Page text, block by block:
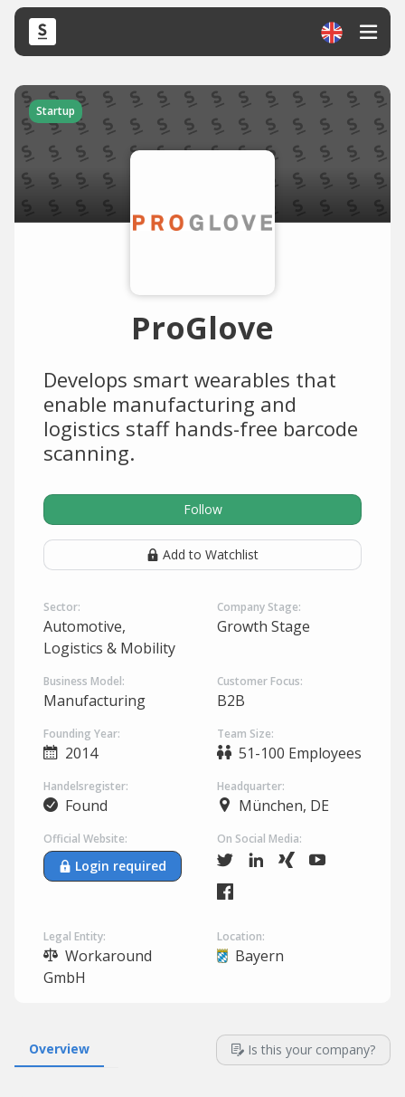
Startup
ProGlove
Develops smart wearables that
enable manufacturing and
logistics staff hands-free barcode
scanning.
Follow
Add to Watchlist
Sector:
Automotive,
Logistics & Mobility
Company Stage:
Growth Stage
Business Model:
Manufacturing
Customer Focus:
B2B
Founding Year:
2014
Team Size:
51-100 Employees
Handelsregister:
Found
Headquarter:
München, DE
Official Website:
Login required
On Social Media:
Legal Entity:
Workaround
GmbH
Location:
Bayern
Overview Is this your company?